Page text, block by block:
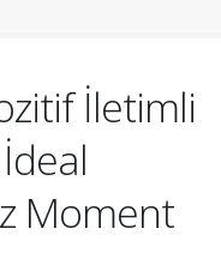
İletimli
Moment